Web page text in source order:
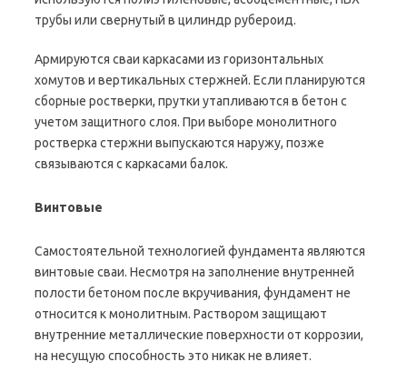
трубы или свернутый в цилиндр рубероид.
Армируются сваи каркасами из горизонтальных
хомутов и вертикальных стержней. Если планируются
сборные ростверки, прутки утапливаются в бетон с
учетом защитного слоя. При выборе монолитного
ростверка стержни выпускаются наружу, позже
связываются с каркасами балок.
Винтовые
Самостоятельной технологией фундамента являются
винтовые сваи. Несмотря на заполнение внутренней
полости бетоном после вкручивания, фундамент не
относится к монолитным. Раствором защищают
внутренние металлические поверхности от коррозии,
на несущую способность это никак не влияет.